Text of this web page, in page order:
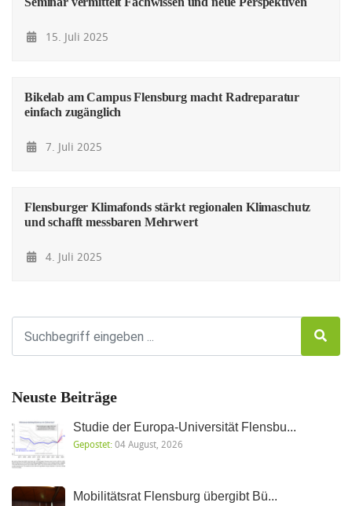
15. Juli 2025
Bikelab am Campus Flensburg macht Radreparatur
einfach zugänglich
7. Juli 2025
Flensburger Klimafonds stärkt regionalen Klimaschutz
und schafft messbaren Mehrwert
4. Juli 2025
Neuste Beiträge
Studie der Europa-Universität Flensbu...
Gepostet:04 August, 2026
Mobilitätsrat Flensburg übergibt Bü...